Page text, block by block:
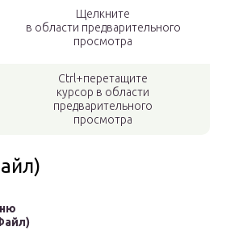
Щелкните
в области предварительного
просмотра
Ctrl+перетащите
курсор в области
предварительного
просмотра